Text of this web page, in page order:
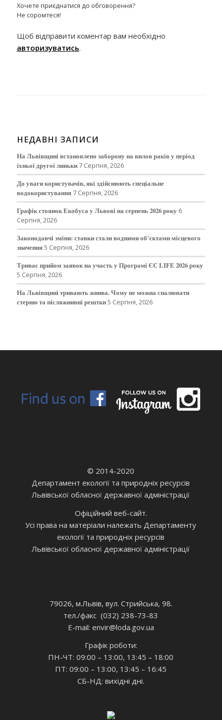
Хочете приєднатися до обговорення?
Не соромтеся!
Щоб відправити коментар вам необхідно
авторизуватись.
НЕДАВНІ ЗАПИСИ
На Львівщині встановлено заборону на вилов раків у період
їхньої другої линьки 7 Серпня, 2026
До уваги користувачів, які здійснюють спеціальне
водокористування 7 Серпня, 2026
Графік стоянок Екобуса у Львові на серпень 2026 року 6
Серпня, 2026
Законодавчі зміни: ставки стали водними об’єктами місцевого
значення5 Серпня, 2026
Триває прийом заявок на участь у Програмі ЄС LIFE 2026 року
5 Серпня, 2026
На Львівщині тривають жнива. Чому не можна спалювати
стерню та післяжнивні рештки5 Серпня, 2026
© 2014-2020
Департамент екології та природніх ресурсів
Львівської обласної державної адміністрації
Офіційний веб-сайт.
Усі права на матеріали належать Департаменту
екології та природніх ресурсів
Львівської обласної державної адміністрації
79026, м.Львів, вул. Стрийська, 98.
тел./факс (032) 238-73-83
E-mail: envir@loda.gov.ua
Графік роботи:
ПН-ЧТ: 09:00 – 13:00, 13:45 – 18:00
ПТ: 09:00 – 13:00, 13:45 – 16:45
СБ-НД: вихідні дні.